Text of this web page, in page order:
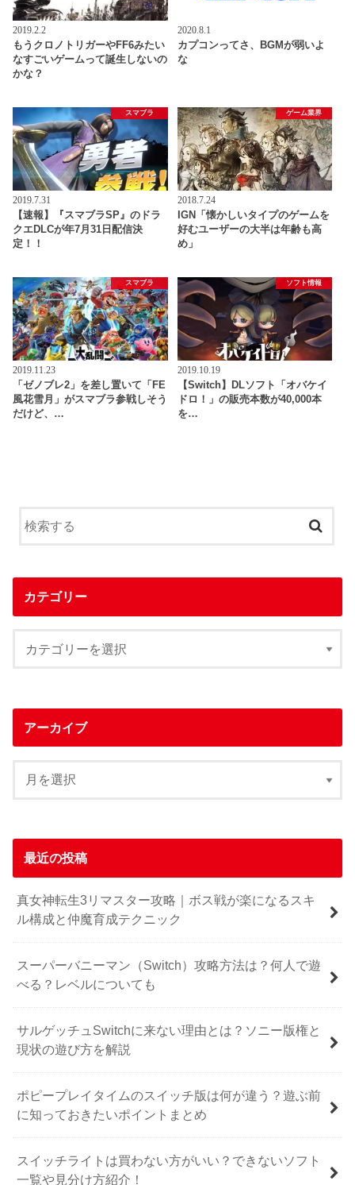
2019.2.2
もうクロノトリガーやFF6みたい
なすごいゲームって誕生しないの
かな？
2020.8.1
カプコンってさ、BGMが弱いよ
な
スマブラ
2019.7.31
【速報】『スマブラSP』のドラ
クエDLCが年7月31日配信決
定！！
ゲーム業界
2018.7.24
IGN「懐かしいタイプのゲームを
好むユーザーの大半は年齢も高
め」
スマブラ
2019.11.23
「ゼノブレ2」を差し置いて「FE
風花雪月」がスマブラ参戦しそう
だけど、…
ソフト情報
2019.10.19
【Switch】DLソフト「オバケイ
ドロ！」の販売本数が40,000本
を…
カテゴリー
アーカイブ
最近の投稿
真女神転生3リマスター攻略｜ボス戦が楽になるスキ
ル構成と仲魔育成テクニック
スーパーバニーマン（Switch）攻略方法は？何人で遊
べる？レベルについても
サルゲッチュSwitchに来ない理由とは？ソニー版権と
現状の遊び方を解説
ポピープレイタイムのスイッチ版は何が違う？遊ぶ前
に知っておきたいポイントまとめ
スイッチライトは買わない方がいい？できないソフト
一覧や見分け方紹介！